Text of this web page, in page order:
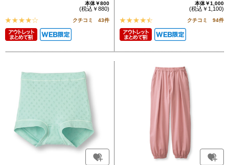
本体￥800
(税込￥880)
クチコミ 43件
本体￥1,000
(税込￥1,100)
クチコミ 94件